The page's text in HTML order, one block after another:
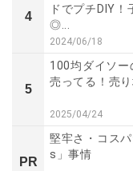
4
ドでプチDIY！
◎...
2024/06/18
5
100均ダイソー
売ってる！売
2025/04/24
PR
堅牢さ・コス
s」事情